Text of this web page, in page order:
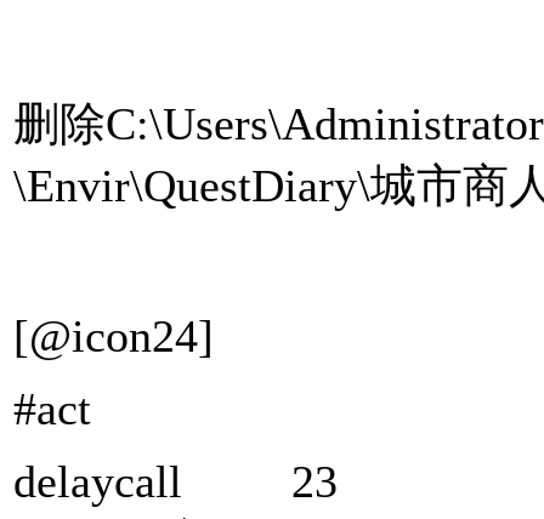
删除
\Envir\QuestDiary\城市商
[@icon24]
#act